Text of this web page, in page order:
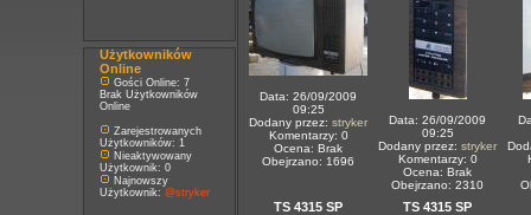
Użytkowników
Online
Gości Online: 7
Brak Użytkowników
Online
Zarejestrowanych
Użytkowników: 1
Nieaktywowany
Użytkownik: 0
Najnowszy
Użytkownik: @stryker
Data: 26/09/2009
09:25
Dodany przez: stryker
Komentarzy: 0
Ocena: Brak
Obejrzano: 1696
Data: 26/09/2009
09:25
Dodany przez: stryker
Komentarzy: 0
Ocena: Brak
Obejrzano: 2310
TS 4315 SP TS 4315 SP